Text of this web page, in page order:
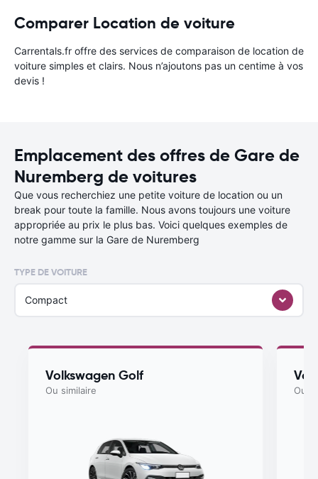
Comparer Location de voiture
Carrentals.fr offre des services de comparaison de location de
voiture simples et clairs. Nous n’ajoutons pas un centime à vos
devis !
Emplacement des offres de Gare de
Nuremberg de voitures
Que vous recherchiez une petite voiture de location ou un
break pour toute la famille. Nous avons toujours une voiture
appropriée au prix le plus bas. Voici quelques exemples de
notre gamme sur la Gare de Nuremberg
TYPE DE VOITURE
Compact
Volkswagen Golf
Ou similaire Ou